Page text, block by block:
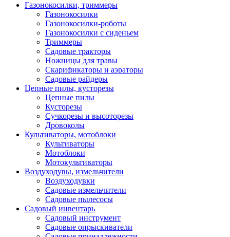
Газонокосилки, триммеры
Газонокосилки
Газонокосилки-роботы
Газонокосилки с сиденьем
Триммеры
Садовые тракторы
Ножницы для травы
Скарификаторы и аэраторы
Садовые райдеры
Цепные пилы, кусторезы
Цепные пилы
Кусторезы
Сучкорезы и высоторезы
Дровоколы
Культиваторы, мотоблоки
Культиваторы
Мотоблоки
Мотокультиваторы
Воздуходувы, измельчители
Воздуходувки
Садовые измельчители
Садовые пылесосы
Садовый инвентарь
Садовый инструмент
Садовые опрыскиватели